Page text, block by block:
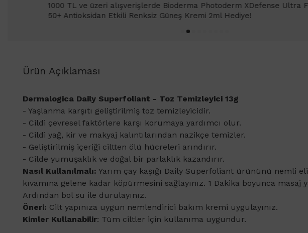
1000 TL ve üzeri alışverişlerinizde Bioderma Photoderm
SPF 50+ Antioksidan Renkli Güneş Kremi Light 2ml hediye!
Ürün Açıklaması
​Dermalogica Daily Superfoliant - Toz Temizleyici 13g
- Yaşlanma karşıtı geliştirilmiş toz temizleyicidir.
- Cildi çevresel faktörlere karşı korumaya yardımcı olur.
- Cildi yağ, kir ve makyaj kalıntılarından nazikçe temizler.
- Geliştirilmiş içeriği ciltten ölü hücreleri arındırır.
- Cilde yumuşaklık ve doğal bir parlaklık kazandırır.
Nasıl Kullanılmalı: Yarım çay kaşığı Daily Superfoliant ürününü nemli
kıvamına gelene kadar köpürmesini sağlayınız. 1 Dakika boyunca masaj
Ardından bol su ile durulayınız.
Öneri: Cilt yapınıza uygun nemlendirici bakım kremi uygulayınız.
Kimler Kullanabilir: Tüm ciltler için kullanıma uygundur.